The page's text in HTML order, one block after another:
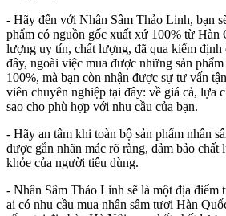
- Hãy đến với Nhân Sâm Thảo Linh, bạn
phẩm có nguồn gốc xuất xứ 100% từ Hàn
lượng uy tín, chất lượng, đã qua kiểm định
đây, ngoài việc mua được những sản
100%, mà bạn còn nhận được sự tư vấn
viên chuyên nghiệp tại đây: về giá cả, lựa
sao cho phù hợp với nhu cầu của bạn.
- Hãy an tâm khi toàn bộ sản phẩm nhân
được gắn nhãn mác rõ ràng, đảm bảo chất
khỏe của người tiêu dùng.
- Nhân Sâm Thảo Linh sẽ là một địa điểm
ai có nhu cầu mua nhân sâm tươi Hàn